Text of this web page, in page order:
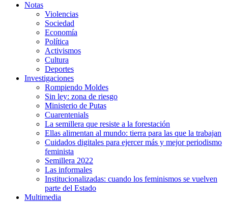
Notas
Violencias
Sociedad
Economía
Política
Activismos
Cultura
Deportes
Investigaciones
Rompiendo Moldes
Sin ley: zona de riesgo
Ministerio de Putas
Cuarentenials
La semillera que resiste a la forestación
Ellas alimentan al mundo: tierra para las que la trabajan
Cuidados digitales para ejercer más y mejor periodismo
feminista
Semillera 2022
Las informales
Institucionalizadas: cuando los feminismos se vuelven
parte del Estado
Multimedia